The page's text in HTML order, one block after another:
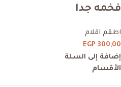
فخمه جدا
اطقم اقلام
EGP 300,00
إضافة إلى السلة
الأقسام